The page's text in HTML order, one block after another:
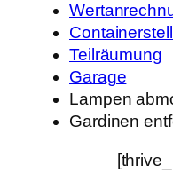
Teilräumung
Garage
Lampen
Gardinen